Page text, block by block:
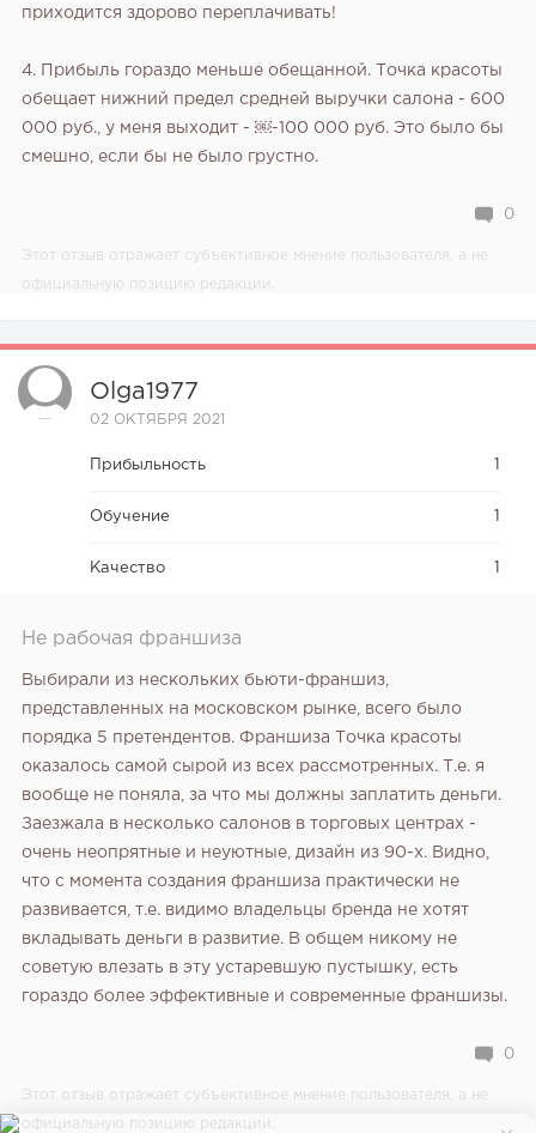
приходится здорово переплачивать!
4. Прибыль гораздо меньше обещанной. Точка красоты
обещает нижний предел средней выручки салона - 600
000 руб., у меня выходит - ￼-100 000 руб. Это было бы
смешно, если бы не было грустно.
0
Этот отзыв отражает субъективное мнение пользователя, а не
официальную позицию редакции.
Olga1977
02 ОКТЯБРЯ 2021
Прибыльность
Обучение
Качество
Не рабочая франшиза
Выбирали из нескольких бьюти-франшиз,
представленных на московском рынке, всего было
порядка 5 претендентов. Франшиза Точка красоты
оказалось самой сырой из всех рассмотренных. Т.е. я
вообще не поняла, за что мы должны заплатить деньги.
Заезжала в несколько салонов в торговых центрах -
очень неопрятные и неуютные, дизайн из 90-х. Видно,
что с момента создания франшиза практически не
развивается, т.е. видимо владельцы бренда не хотят
вкладывать деньги в развитие. В общем никому не
советую влезать в эту устаревшую пустышку, есть
гораздо более эффективные и современные франшизы.
0
Этот отзыв отражает субъективное мнение пользователя, а не
официальную позицию редакции.